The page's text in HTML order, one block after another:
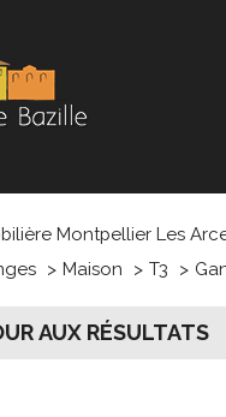
Montpellier Les
Maison T3
AUX RÉSULTATS